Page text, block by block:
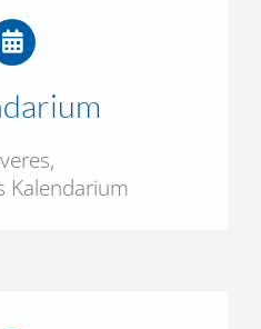
Kalendarium